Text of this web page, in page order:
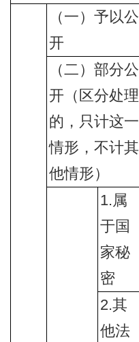
（一）予以公
开
（二）部分公
开（区分处理
的，只计这一
情形，不计其
他情形）
1.属
于国
家秘
密
2.其
他法